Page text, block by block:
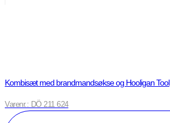
Kombisæt med brandmandsøkse og Hooligan Tool
Varenr.: DÖ 211 624